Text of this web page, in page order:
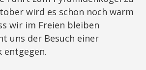
wird es schon noch warm
wir im Freien bleiben
uns der Besuch einer
entgegen.